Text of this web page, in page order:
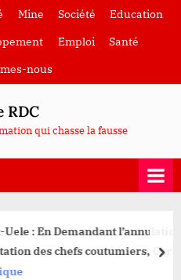
Mine Société
Education
Emploi
Santé
nous
RDC
qui chasse la fausse
Demandant l’annulation de la
chefs coutumiers, Christophe
déstabiliser le Chef Constant